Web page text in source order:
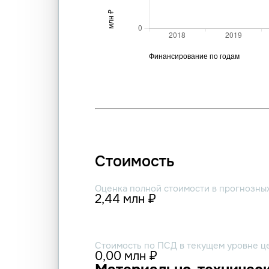
Стоимость
Оценка полной стоимости в
2,44 млн ₽
Стоимость по ПСД в текущем уровне
0,00 млн ₽